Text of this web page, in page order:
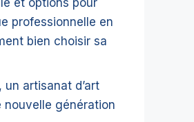
et options pour
professionnelle en
bien choisir sa
un artisanat d’art
nouvelle génération